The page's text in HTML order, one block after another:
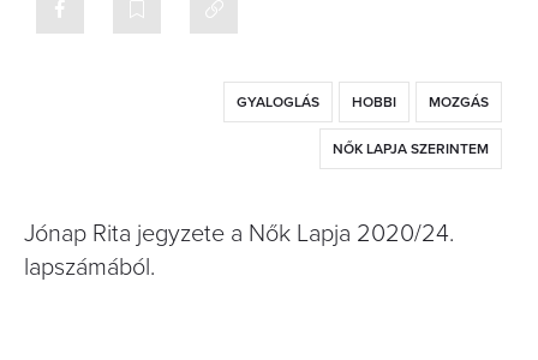
GYALOGLÁS HOBBI MOZGÁS
NŐK LAPJA SZERINTEM
Jónap Rita jegyzete a Nők Lapja 2020/24.
lapszámából.